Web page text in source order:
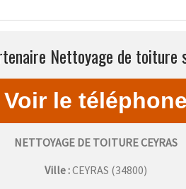
Nettoyage de toiture
NETTOYAGE DE TOITURE CEYRAS
Ville :CEYRAS (34800)